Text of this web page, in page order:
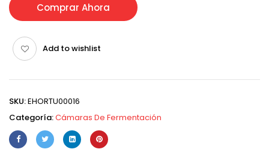
Comprar Ahora
Add to wishlist
SKU:EHORTU00016
Categoría:Cámaras De Fermentación